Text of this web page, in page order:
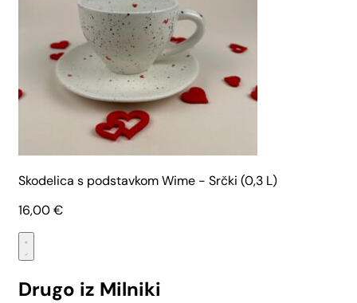
Skodelica s podstavkom Wime - Srčki (0,3 L)
16,00€
Drugo iz Milniki